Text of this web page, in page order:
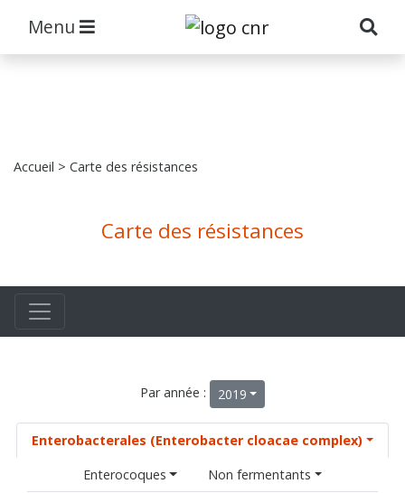
Menu
Accueil > Carte des résistances
Carte des résistances
Par année : 2019
Enterobacterales (Enterobacter cloacae complex)
Enterocoques
Non fermentants